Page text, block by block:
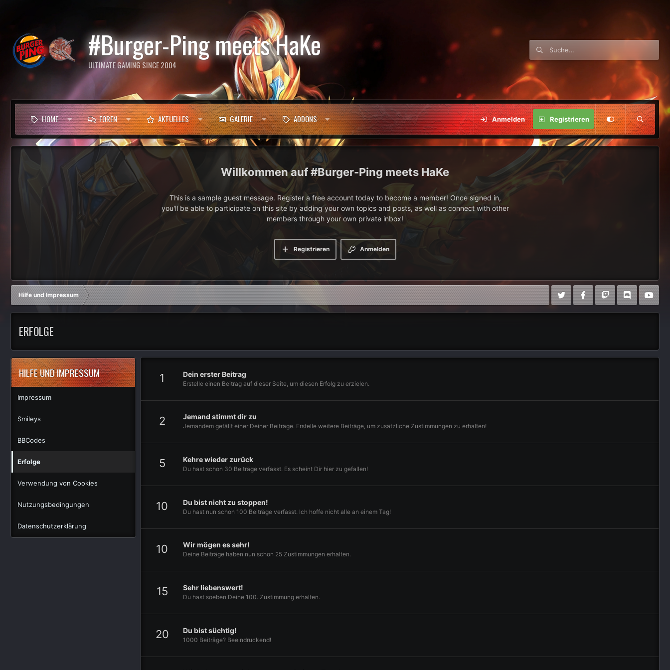
#Burger-Ping meets HaKe
ULTIMATE GAMING SINCE 2004
HOME FOREN AKTUELLES GALERIE ADDONS Anmelden Registrieren
#Burger-Ping meets HaKe
This is a sample guest message. Register a free account today to become a member! Once signed in,
you'll be able to participate on this site by adding your own topics and posts, as well as connect with other
members through your own private inbox!
Anmelden
Registrieren
Hilfe und Impressum
ERFOLGE
HILFE UND IMPRESSUM
Impressum
Smileys
BBCodes
Erfolge
Verwendung von Cookies
Nutzungsbedingungen
Datenschutzerklärung
1 Dein erster Beitrag
Erstelle einen Beitrag auf dieser Seite, um diesen Erfolg zu erzielen.
2 Jemand stimmt dir zu
Jemandem gefällt einer Deiner Beiträge. Erstelle weitere Beiträge, um zusätzliche Zustimmungen zu erhalten!
5 Kehre wieder zurück
Du hast schon 30 Beiträge verfasst. Es scheint Dir hier zu gefallen!
10 Du bist nicht zu stoppen!
Du hast nun schon 100 Beiträge verfasst. Ich hoffe nicht alle an einem Tag!
10 Wir mögen es sehr!
Deine Beiträge haben nun schon 25 Zustimmungen erhalten.
15 Sehr liebenswert!
Du hast soeben Deine 100. Zustimmung erhalten.
20 Du bist süchtig!
1000 Beiträge? Beeindruckend!